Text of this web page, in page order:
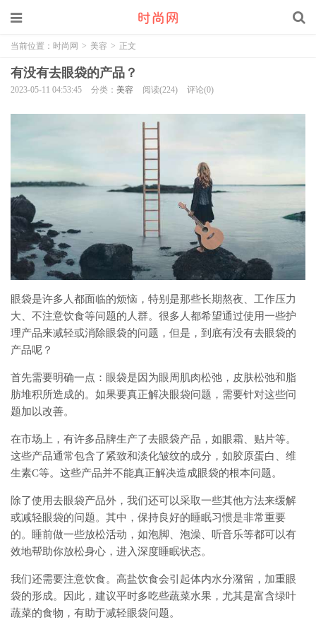
当前位置： 时尚网 > 美容 > 正文
有没有去眼袋的产品？
2023-05-11 04:53:45 分类： 美容 阅读(224) 评论(0)
眼袋是许多人都面临的烦恼，特别是那些长期熬夜、工作压力
大、不注意饮食等问题的人群。很多人都希望通过使用一些护
理产品来减轻或消除眼袋的问题，但是，到底有没有去眼袋的
产品呢？
首先需要明确一点：眼袋是因为眼周肌肉松弛，皮肤松弛和脂
肪堆积所造成的。如果要真正解决眼袋问题，需要针对这些问
题加以改善。
在市场上，有许多品牌生产了去眼袋产品，如眼霜、贴片等。
这些产品通常包含了紧致和淡化皱纹的成分，如胶原蛋白、维
生素C等。这些产品并不能真正解决造成眼袋的根本问题。
除了使用去眼袋产品外，我们还可以采取一些其他方法来缓解
或减轻眼袋的问题。其中，保持良好的睡眠习惯是非常重要
的。睡前做一些放松活动，如泡脚、泡澡、听音乐等都可以有
效地帮助你放松身心，进入深度睡眠状态。
我们还需要注意饮食。高盐饮食会引起体内水分潴留，加重眼
袋的形成。因此，建议平时多吃些蔬菜水果，尤其是富含绿叶
蔬菜的食物，有助于减轻眼袋问题。